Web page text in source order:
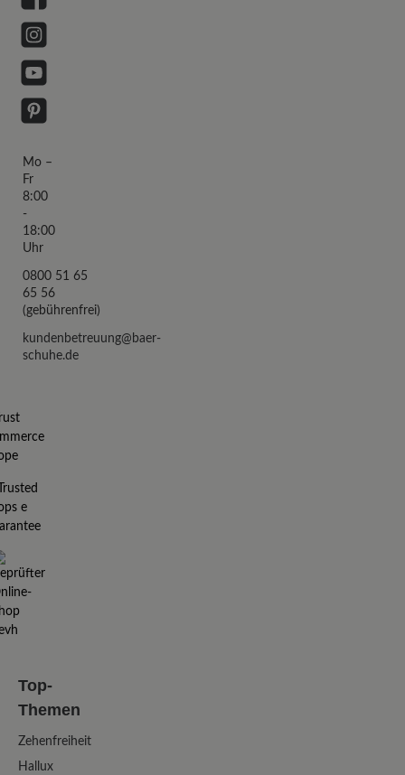
Facebook
Instagram
YouTube
Pinterest
Mo –
Fr
8:00
-
18:00
Uhr
0800 51 65
65 56
(gebührenfrei)
kundenbetreuung@baer-
schuhe.de
Top-
Themen
Zehenfreiheit
Hallux